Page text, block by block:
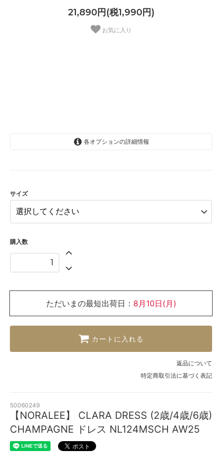
21,890円(税1,990円)
お気に入り
各オプションの詳細情報
サイズ
購入数
ただいまの最短出荷日： 8月10日(月)
カートに入れる
返品について
特定商取引法に基づく表記
50060249
【NORALEE】 CLARA DRESS (2歳/4歳/6歳)
CHAMPAGNE ドレス NL124MSCH AW25